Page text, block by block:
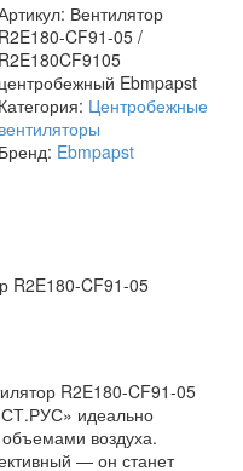
Вентилятор
R2E180-CF91-05 /
R2E180CF9105
центробежный Ebmpapst
Категория: Центробежные
вентиляторы
Бренд: Ebmpapst
R2E180-CF91-05
R2E180-CF91-05
идеально
воздуха.
— он станет